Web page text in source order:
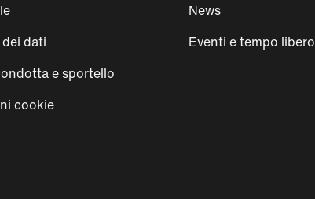
dati
e sportello
cookie
News
Eventi e tempo libero